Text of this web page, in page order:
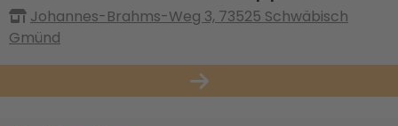
Johannes-Brahms-Weg 3, 73525 Schwäbisch
Gmünd